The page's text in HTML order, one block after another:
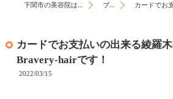
下関市の美容院はBravery-hair ブログ カードでお支払い
カードでお支払いの出来る綾羅木
Bravery-hairです！
2022/03/15